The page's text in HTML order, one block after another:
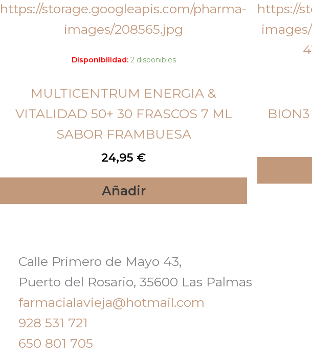
Disponibilidad: 2 disponibles
MULTICENTRUM ENERGIA &
VITALIDAD 50+ 30 FRASCOS 7 ML
SABOR FRAMBUESA
24,95 €
Añadir
Calle Primero de Mayo 43,
Puerto del Rosario, 35600 Las Palmas
farmacialavieja@hotmail.com
928 531 721
650 801 705